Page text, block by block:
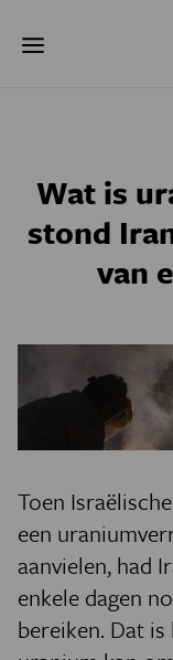
naar
PSYCHE &
PODCAST
JONGE
Wat is
stond
van
Toen
een
aanvielen, had
enkele dagen
bereiken. Dat